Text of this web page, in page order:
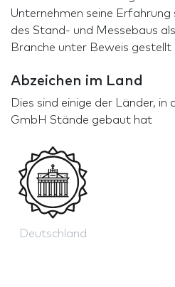
Unternehmen seine
des Stand- und Messebaus
Branche unter Beweis gestellt
Abzeichen im Land
Dies sind einige der Länder, in
GmbH Stände gebaut hat
Deutschland